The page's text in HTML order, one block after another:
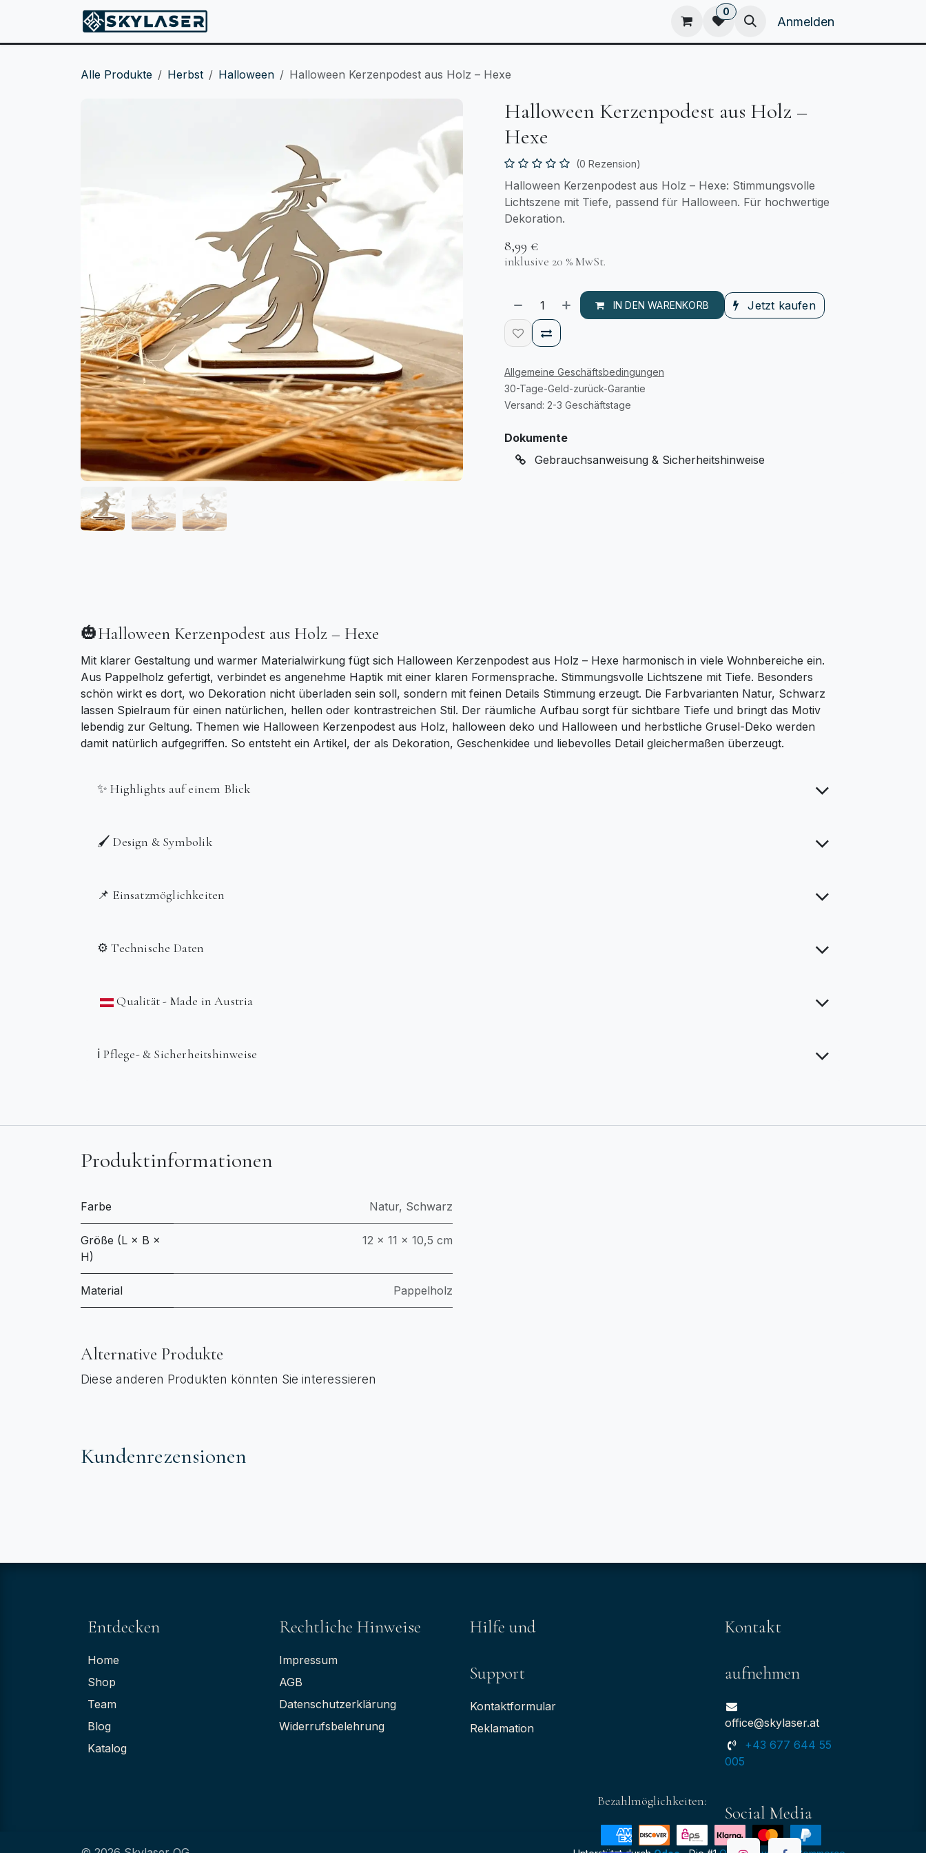
Kataloge Home
0
Anmelden
Alle Produkte Herbst Halloween Halloween Kerzenpodest aus Holz – Hexe
Halloween Kerzenpodest aus Holz –
Hexe
(0 Rezension)
Halloween Kerzenpodest aus Holz – Hexe: Stimmungsvolle
Lichtszene mit Tiefe, passend für Halloween. Für hochwertige
Dekoration.
8,99 €
inklusive 20 % MwSt.
IN DEN WARENKORB Jetzt kaufen
Allgemeine Geschäftsbedingungen
30-Tage-Geld-zurück-Garantie
Versand: 2-3 Geschäftstage
Dokumente
Gebrauchsanweisung & Sicherheitshinweise
🎃Halloween Kerzenpodest aus Holz – Hexe
Mit klarer Gestaltung und warmer Materialwirkung fügt sich Halloween Kerzenpodest aus Holz – Hexe harmonisch in viele Wohnbereiche ein.
Aus Pappelholz gefertigt, verbindet es angenehme Haptik mit einer klaren Formensprache. Stimmungsvolle Lichtszene mit Tiefe. Besonders
schön wirkt es dort, wo Dekoration nicht überladen sein soll, sondern mit feinen Details Stimmung erzeugt. Die Farbvarianten Natur, Schwarz
lassen Spielraum für einen natürlichen, hellen oder kontrastreichen Stil. Der räumliche Aufbau sorgt für sichtbare Tiefe und bringt das Motiv
lebendig zur Geltung. Themen wie Halloween Kerzenpodest aus Holz, halloween deko und Halloween und herbstliche Grusel-Deko werden
damit natürlich aufgegriffen. So entsteht ein Artikel, der als Dekoration, Geschenkidee und liebevolles Detail gleichermaßen überzeugt.
✨ Highlights auf einem Blick
🖌️ Design & Symbolik
📌 Einsatzmöglichkeiten
⚙️ Technische Daten
Qualität - Made in Austria
ℹ️ Pflege- & Sicherheitshinweise
Produktinformationen
Farbe Natur, Schwarz
Größe (L × B ×
H)
12 × 11 × 10,5 cm
Material Pappelholz
Alternative Produkte
Diese anderen Produkten könnten Sie interessieren
Kundenrezensionen
Bezahlmöglichkeiten:
Rechtliche Hinweise
Impressum
AGB
Datenschutzerklärung
Widerrufsbelehrung
Hilfe und
Support
Kontaktformular
Reklamation
Entdecken
Home
Shop
Team
Blog
Katalog
Kontakt
aufnehmen
office@skylaser.at
+43 677 644 55
005
Social Media